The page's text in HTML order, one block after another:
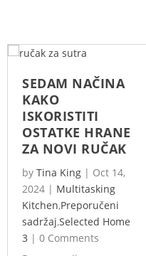
SEDAM NAČINA
KAKO
ISKORISTITI
OSTATKE HRANE
ZA NOVI RUČAK
by Tina King | Oct 14,
2024 | Multitasking
Kitchen,Preporučeni
sadržaj,Selected Home
3 | 0 Comments